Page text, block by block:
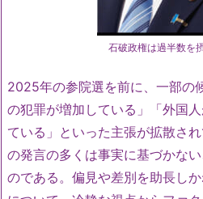
石破政権は過半数を
2025年の参院選を前に、一部の
の犯罪が増加している」「外国
ている」といった主張が拡散さ
の発言の多くは事実に基づかな
のである。偏見や差別を助長し